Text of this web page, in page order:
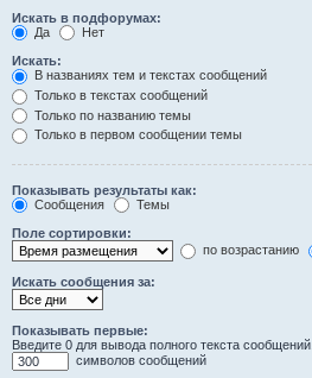
Искать в подфорумах:
Да
Нет
Искать:
В названиях тем и текстах сообщений
Только в текстах сообщений
Только по названию темы
Только в первом сообщении темы
Показывать результаты как:
Сообщения
Темы
Поле сортировки:
по возрастанию
Искать сообщения за:
Показывать первые:
Введите 0 для вывода полного текста сообщений.
символов сообщений